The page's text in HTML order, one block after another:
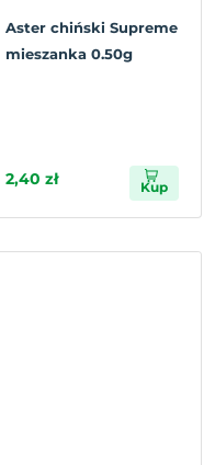
Aster chiński Supreme
mieszanka 0.50g
2,40 zł Kup